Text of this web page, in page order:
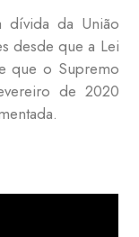
dívida da União
desde que a Lei
que o Supremo
de 2020